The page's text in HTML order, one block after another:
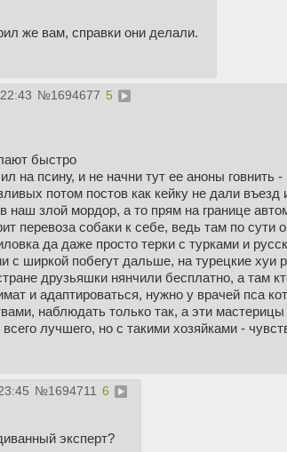
же вам, справки они делали.
№1694677 5
быстро
на псину, и не начни тут ее аноны
потом постов как кейку не дали
наш злой мордор, а то прям на границе
перевоза собаки к себе, ведь там по
да даже просто терки с турками и
с ширкой побегут дальше, на турецкие
друзьяшки нянчили бесплатно, а там
и адаптироваться, нужно у врачей пса
наблюдать только так, а эти
лучшего, но с такими хозяйками -
№1694711 6
эксперт?